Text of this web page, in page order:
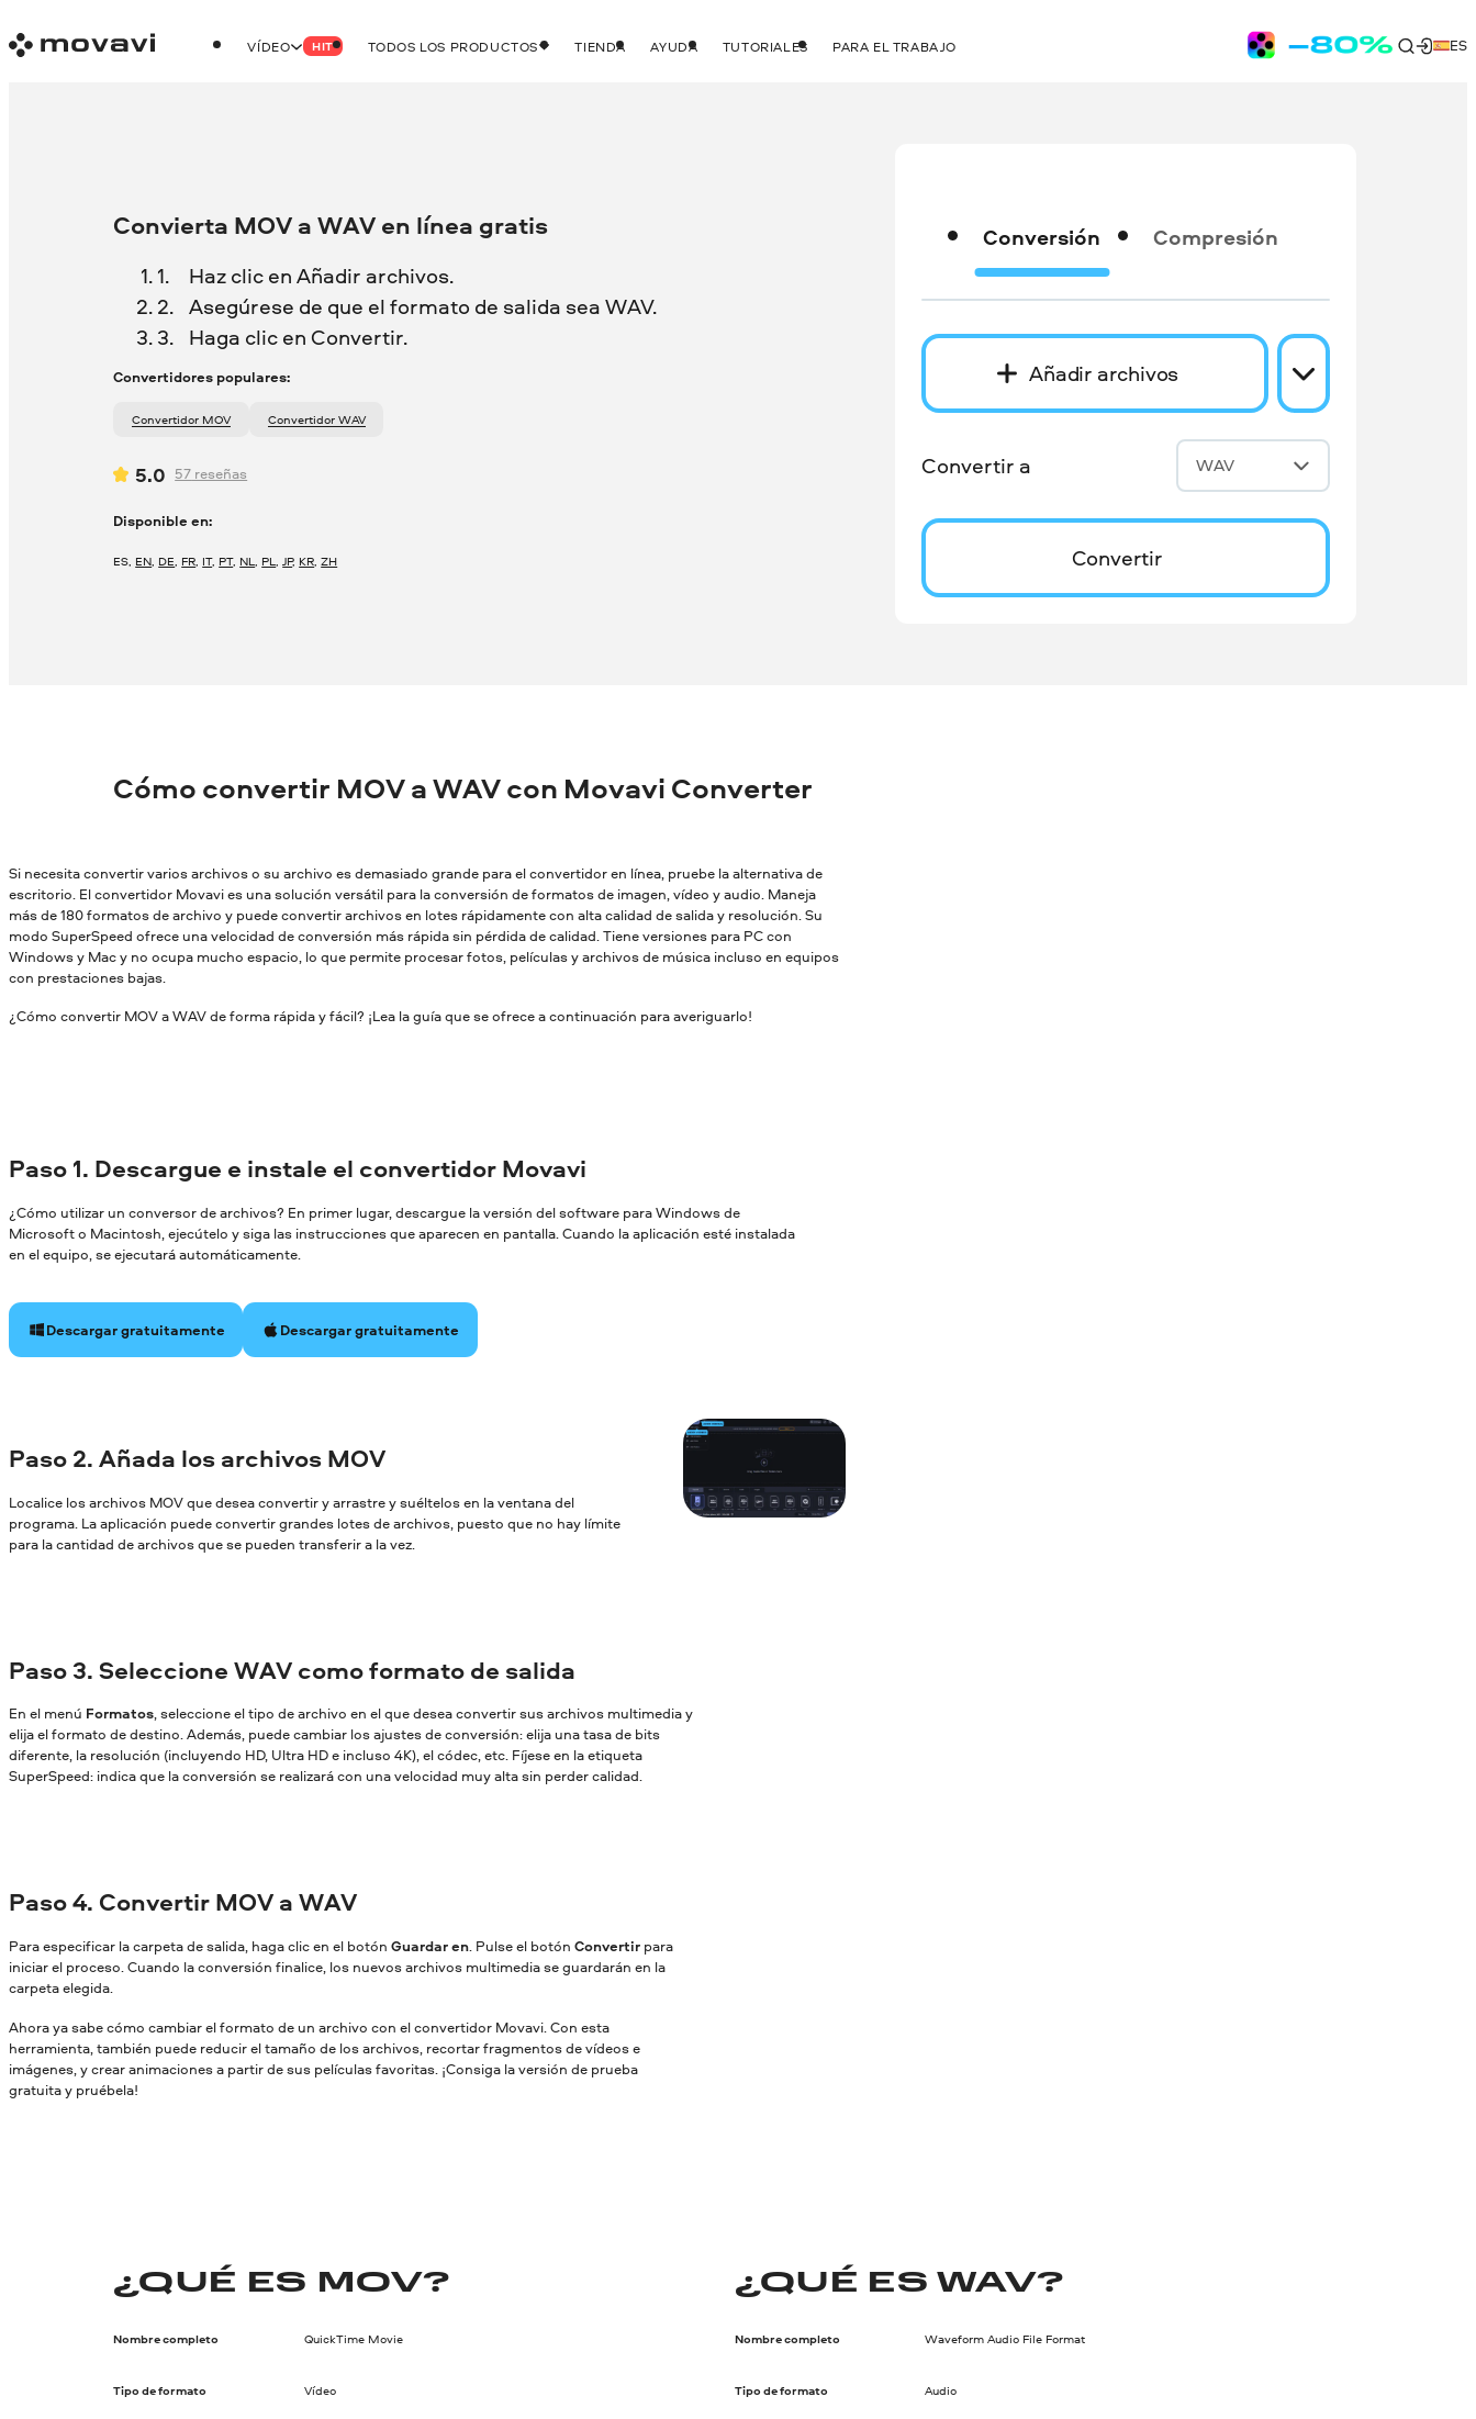
VÍDEO HIT TODOS LOS PRODUCTOS TIENDA AYUDA TUTORIALES PARA EL TRABAJO ES
Convierta MOV a WAV en línea gratis
Haz clic en Añadir archivos.
Asegúrese de que el formato de salida sea WAV.
Haga clic en Convertir.
Convertidores populares:
Convertidor MOV Convertidor WAV
5.0 57 reseñas
Disponible en:
ES, EN, DE, FR, IT, PT, NL, PL,JP, KR,ZH
Conversión Compresión
Añadir archivos
Convertir a WAV
Convertir
Cómo convertir MOV a WAV con Movavi Converter
Si necesita convertir varios archivos o su archivo es demasiado grande para el convertidor en línea, pruebe la alternativa de
escritorio. El convertidor Movavi es una solución versátil para la conversión de formatos de imagen, vídeo y audio. Maneja
más de 180 formatos de archivo y puede convertir archivos en lotes rápidamente con alta calidad de salida y resolución. Su
modo SuperSpeed ofrece una velocidad de conversión más rápida sin pérdida de calidad. Tiene versiones para PC con
Windows y Mac y no ocupa mucho espacio, lo que permite procesar fotos, películas y archivos de música incluso en equipos
con prestaciones bajas.
¿Cómo convertir MOV a WAV de forma rápida y fácil? ¡Lea la guía que se ofrece a continuación para averiguarlo!
Paso 1. Descargue e instale el convertidor Movavi
¿Cómo utilizar un conversor de archivos? En primer lugar, descargue la versión del software para Windows de
Microsoft o Macintosh, ejecútelo y siga las instrucciones que aparecen en pantalla. Cuando la aplicación esté instalada
en el equipo, se ejecutará automáticamente.
Descargar gratuitamente Descargar gratuitamente
Paso 2. Añada los archivos MOV
Localice los archivos MOV que desea convertir y arrastre y suéltelos en la ventana del
programa. La aplicación puede convertir grandes lotes de archivos, puesto que no hay límite
para la cantidad de archivos que se pueden transferir a la vez.
Paso 3. Seleccione WAV como formato de salida
En el menú Formatos, seleccione el tipo de archivo en el que desea convertir sus archivos multimedia y
elija el formato de destino. Además, puede cambiar los ajustes de conversión: elija una tasa de bits
diferente, la resolución (incluyendo HD, Ultra HD e incluso 4K), el códec, etc. Fíjese en la etiqueta
SuperSpeed: indica que la conversión se realizará con una velocidad muy alta sin perder calidad.
Paso 4. Convertir MOV a WAV
Para especificar la carpeta de salida, haga clic en el botón Guardar en. Pulse el botón Convertir para
iniciar el proceso. Cuando la conversión finalice, los nuevos archivos multimedia se guardarán en la
carpeta elegida.
Ahora ya sabe cómo cambiar el formato de un archivo con el convertidor Movavi. Con esta
herramienta, también puede reducir el tamaño de los archivos, recortar fragmentos de vídeos e
imágenes, y crear animaciones a partir de sus películas favoritas. ¡Consiga la versión de prueba
gratuita y pruébela!
¿QUÉ ES MOV?
Nombre completo QuickTime Movie
Tipo de formato Vídeo
¿QUÉ ES WAV?
Nombre completo Waveform Audio File Format
Tipo de formato Audio